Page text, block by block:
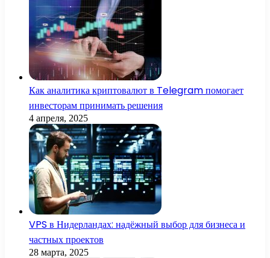
Как аналитика криптовалют в Telegram помогает
инвесторам принимать решения
4 апреля, 2025
VPS в Нидерландах: надёжный выбор для бизнеса и
частных проектов
28 марта, 2025